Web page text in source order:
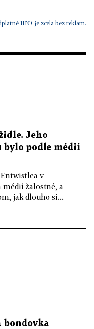
HN+ je zcela bez reklam.
Jeho
bylo podle médií
v
žalostné, a
jak dlouho si...
bondovka